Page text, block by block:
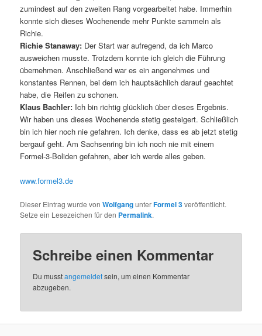
zumindest auf den zweiten Rang vorgearbeitet habe. Immerhin
konnte sich dieses Wochenende mehr Punkte sammeln als
Richie.
Richie Stanaway: Der Start war aufregend, da ich Marco
ausweichen musste. Trotzdem konnte ich gleich die Führung
übernehmen. Anschließend war es ein angenehmes und
konstantes Rennen, bei dem ich hauptsächlich darauf geachtet
habe, die Reifen zu schonen.
Klaus Bachler: Ich bin richtig glücklich über dieses Ergebnis.
Wir haben uns dieses Wochenende stetig gesteigert. Schließlich
bin ich hier noch nie gefahren. Ich denke, dass es ab jetzt stetig
bergauf geht. Am Sachsenring bin ich noch nie mit einem
Formel-3-Boliden gefahren, aber ich werde alles geben.
www.formel3.de
Dieser Eintrag wurde vonWolfgangunterFormel 3veröffentlicht.
Setze ein Lesezeichen für den Permalink.
Schreibe einen Kommentar
Du musstangemeldetsein, um einen Kommentar
abzugeben.